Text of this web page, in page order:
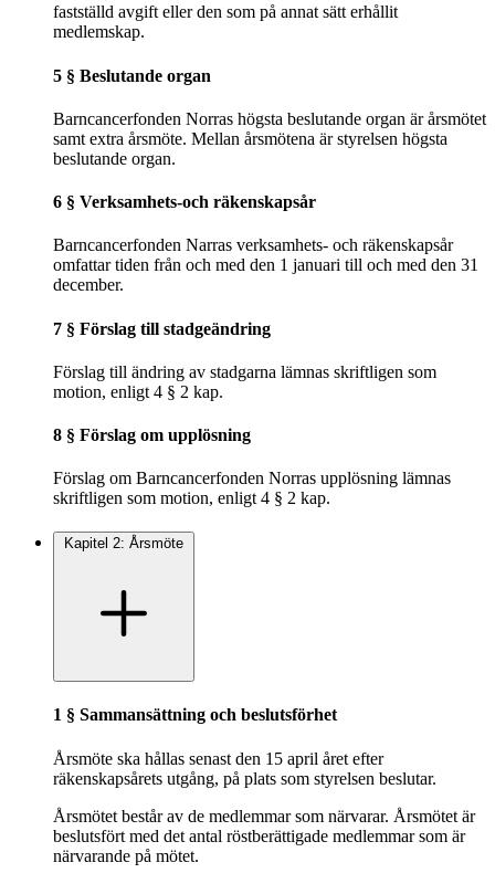
fastställd avgift eller den som på annat sätt erhållit
medlemskap.
5 § Beslutande organ
Barncancerfonden Norras högsta beslutande organ är årsmötet
samt extra årsmöte. Mellan årsmötena är styrelsen högsta
beslutande organ.
6 § Verksamhets-och räkenskapsår
Barncancerfonden Narras verksamhets- och räkenskapsår
omfattar tiden från och med den 1 januari till och med den 31
december.
7 § Förslag till stadgeändring
Förslag till ändring av stadgarna lämnas skriftligen som
motion, enligt 4 § 2 kap.
8 § Förslag om upplösning
Förslag om Barncancerfonden Norras upplösning lämnas
skriftligen som motion, enligt 4 § 2 kap.
Kapitel 2: Årsmöte
1 § Sammansättning och beslutsförhet
Årsmöte ska hållas senast den 15 april året efter
räkenskapsårets utgång, på plats som styrelsen beslutar.
Årsmötet består av de medlemmar som närvarar. Årsmötet är
beslutsfört med det antal röstberättigade medlemmar som är
närvarande på mötet.